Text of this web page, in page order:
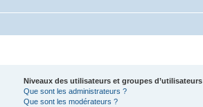
Niveaux des utilisateurs et groupes d’utilisateurs
Que sont les administrateurs ?
Que sont les modérateurs ?